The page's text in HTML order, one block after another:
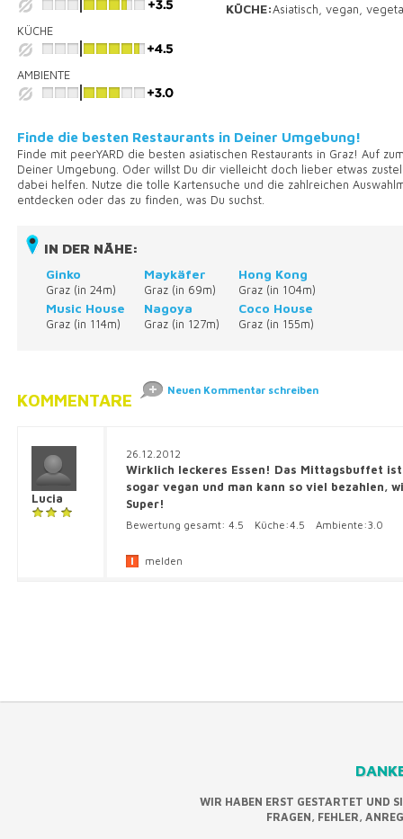
KÜCHE
AMBIENTE
KÜCHE:Asiatisch, vegan,
Finde die besten Restaurants in Deiner Umgebung!
Finde mit peerYARD die besten asiatischen Restaurants in Graz! Auf
Deiner Umgebung. Oder willst Du dir vielleicht doch lieber etwas
dabei helfen. Nutze die tolle Kartensuche und die zahlreichen
entdecken oder das zu finden, was Du suchst.
IN DER NÄHE:
Ginko
Graz (in 24m)
Maykäfer
Graz (in 69m)
Hong Kong
Graz (in 104m)
Music House
Graz (in 114m)
Nagoya
Graz (in 127m)
Coco House
Graz (in 155m)
KOMMENTARE Neuen Kommentar schreiben
Lucia
26.12.2012
Wirklich leckeres Essen! Das Mittagsbuffet
sogar vegan und man kann so viel bezahlen,
Super!
Bewertung gesamt: 4.5 Küche:4.5 Ambiente:3.0
melden
WIR HABEN ERST GESTARTET UND
FRAGEN, FEHLER,